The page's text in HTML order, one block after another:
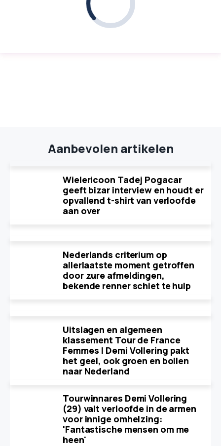
Aanbevolen artikelen
Wielericoon Tadej Pogacar
geeft bizar interview en houdt er
opvallend t-shirt van verloofde
aan over
Nederlands criterium op
allerlaatste moment getroffen
door zure afmeldingen,
bekende renner schiet te hulp
Uitslagen en algemeen
klassement Tour de France
Femmes | Demi Vollering pakt
het geel, ook groen en bollen
naar Nederland
Tourwinnares Demi Vollering
(29) valt verloofde in de armen
voor innige omhelzing:
'Fantastische mensen om me
heen'